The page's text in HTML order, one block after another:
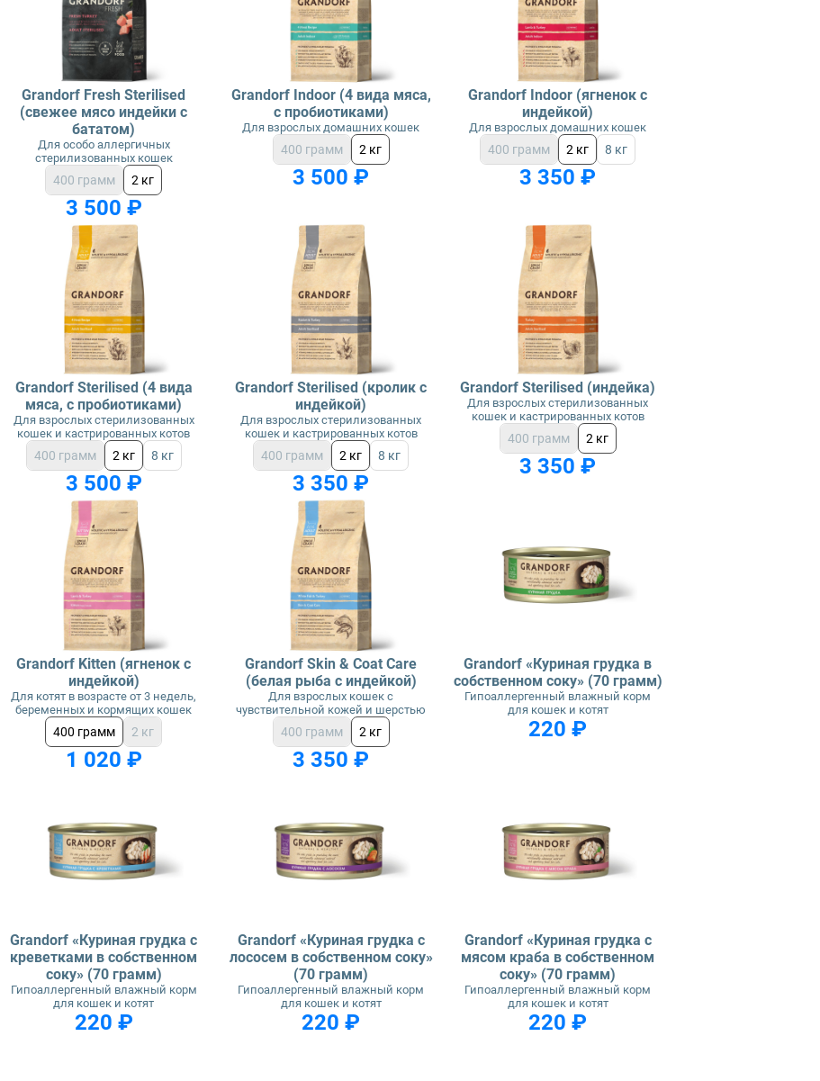
Grandorf Fresh Sterilised
(свежее мясо индейки с
бататом)
Для особо аллергичных
стерилизованных кошек
400 грамм 2 кг
3 500 ₽
Grandorf Indoor (4 вида мяса,
с пробиотиками)
Для взрослых домашних кошек
400 грамм 2 кг
3 500 ₽
Grandorf Indoor (ягненок с
индейкой)
Для взрослых домашних кошек
400 грамм 2 кг 8 кг
3 350 ₽
Grandorf Sterilised (4 вида
мяса, с пробиотиками)
Для взрослых стерилизованных
кошек и кастрированных котов
400 грамм 2 кг 8 кг
3 500 ₽
Grandorf Sterilised (кролик с
индейкой)
Для взрослых стерилизованных
кошек и кастрированных котов
400 грамм 2 кг 8 кг
3 350 ₽
Grandorf Sterilised (индейка)
Для взрослых стерилизованных
кошек и кастрированных котов
400 грамм 2 кг
3 350 ₽
Grandorf Kitten (ягненок с
индейкой)
Для котят в возрасте от 3 недель,
беременных и кормящих кошек
400 грамм 2 кг
1 020 ₽
Grandorf Skin & Coat Care
(белая рыба с индейкой)
Для взрослых кошек с
чувствительной кожей и шерстью
400 грамм 2 кг
3 350 ₽
Grandorf «Куриная грудка в
собственном соку» (70 грамм)
Гипоаллергенный влажный корм
для кошек и котят
220 ₽
Grandorf «Куриная грудка с
креветками в собственном
соку» (70 грамм)
Гипоаллергенный влажный корм
для кошек и котят
220 ₽
Grandorf «Куриная грудка с
лососем в собственном соку»
(70 грамм)
Гипоаллергенный влажный корм
для кошек и котят
220 ₽
Grandorf «Куриная грудка с
мясом краба в собственном
соку» (70 грамм)
Гипоаллергенный влажный корм
для кошек и котят
220 ₽